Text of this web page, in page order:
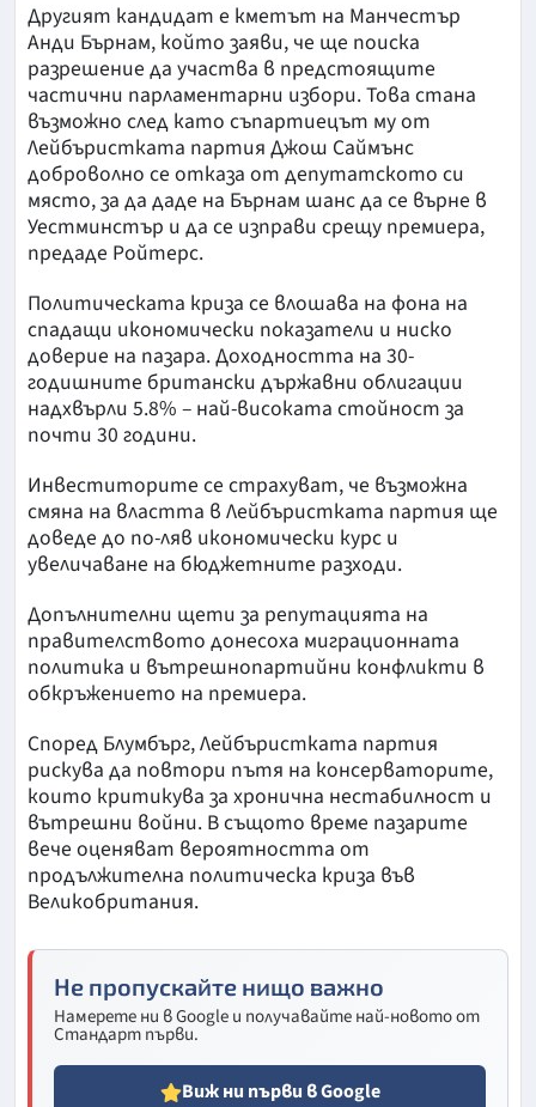
Другият кандидат е кметът на Манчестър
Анди Бърнам, който заяви, че ще поиска
разрешение да участва в предстоящите
частични парламентарни избори. Това стана
възможно след като съпартиецът му от
Лейбъристката партия Джош Саймънс
доброволно се отказа от депутатското си
място, за да даде на Бърнам шанс да се върне в
Уестминстър и да се изправи срещу премиера,
предаде Ройтерс.
Политическата криза се влошава на фона на
спадащи икономически показатели и ниско
доверие на пазара. Доходността на 30-
годишните британски държавни облигации
надхвърли 5.8% – най-високата стойност за
почти 30 години.
Инвеститорите се страхуват, че възможна
смяна на властта в Лейбъристката партия ще
доведе до по-ляв икономически курс и
увеличаване на бюджетните разходи.
Допълнителни щети за репутацията на
правителството донесоха миграционната
политика и вътрешнопартийни конфликти в
обкръжението на премиера.
Според Блумбърг, Лейбъристката партия
рискува да повтори пътя на консерваторите,
които критикува за хронична нестабилност и
вътрешни войни. В същото време пазарите
вече оценяват вероятността от
продължителна политическа криза във
Великобритания.
Не пропускайте нищо важно
Намерете ни в Google и получавайте най-новото от
Стандарт първи.
Виж ни първи в Google